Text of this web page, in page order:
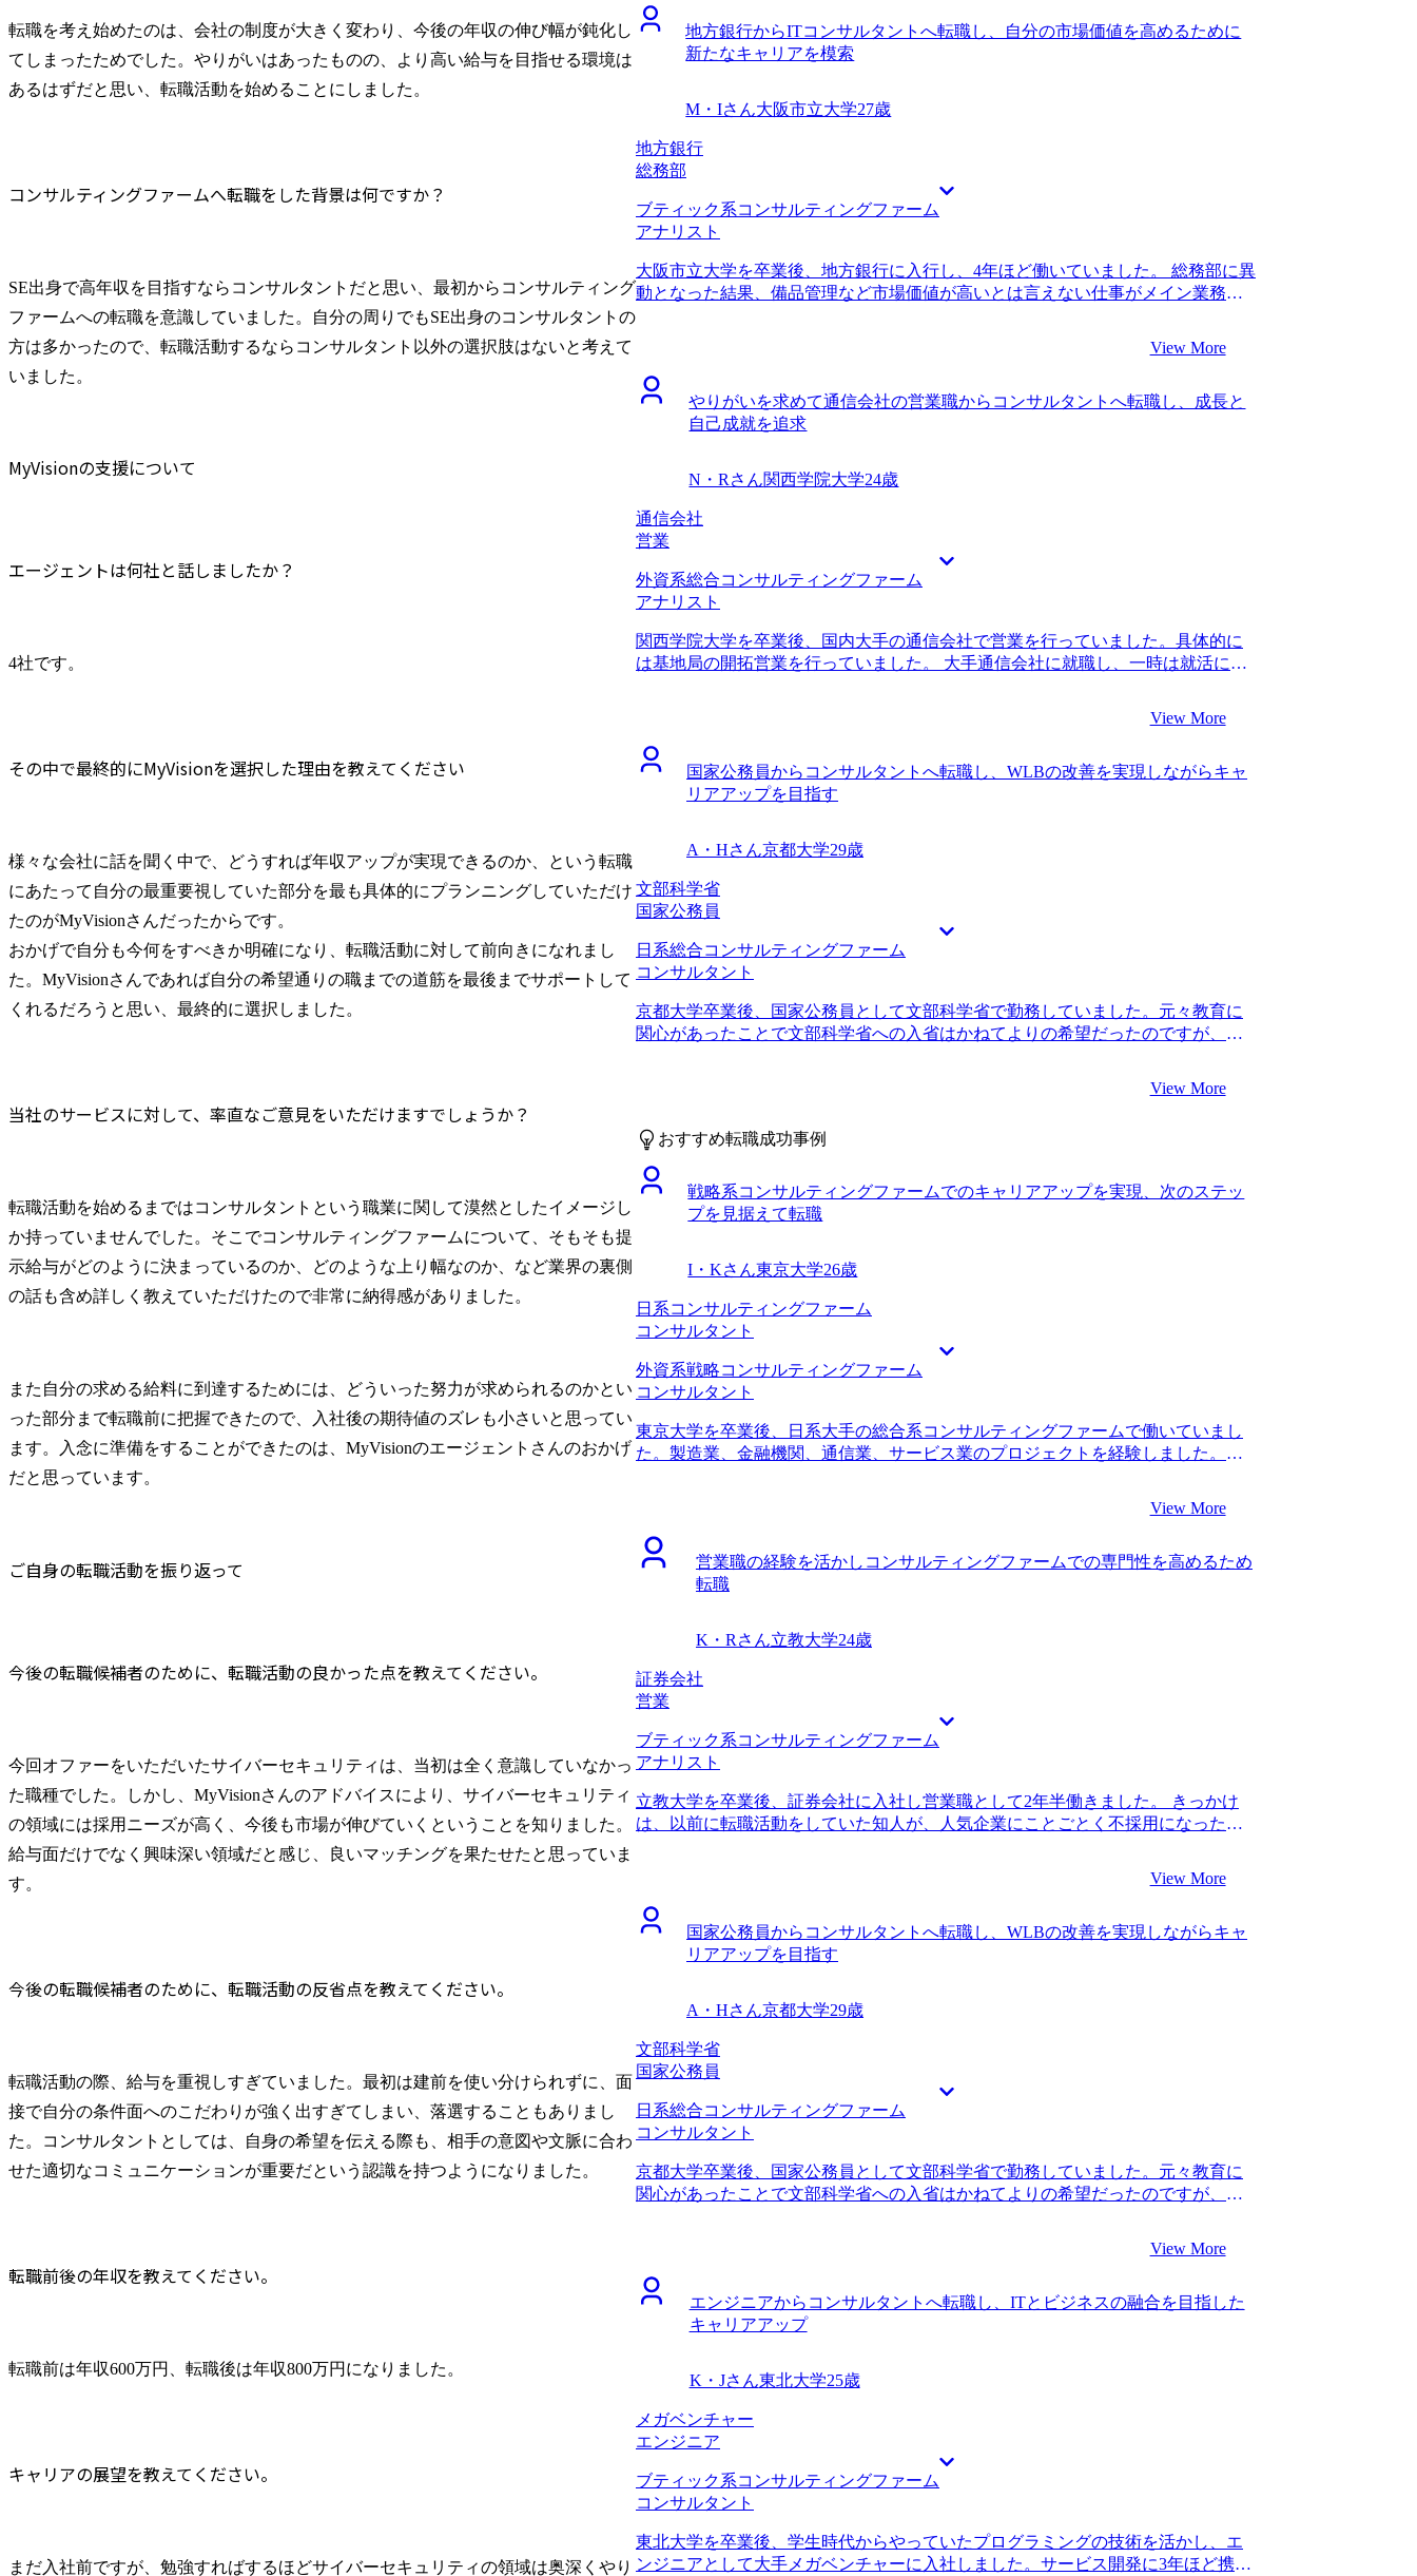
転職を考え始めたのは、会社の制度が大きく変わり、今後の年収の伸び幅が鈍化し
てしまったためでした。やりがいはあったものの、より高い給与を目指せる環境は
あるはずだと思い、転職活動を始めることにしました。
コンサルティングファームへ転職をした背景は何ですか？
SE出身で高年収を目指すならコンサルタントだと思い、最初からコンサルティング
ファームへの転職を意識していました。自分の周りでもSE出身のコンサルタントの
方は多かったので、転職活動するならコンサルタント以外の選択肢はないと考えて
いました。
MyVisionの支援について
エージェントは何社と話しましたか？
4社です。
その中で最終的にMyVisionを選択した理由を教えてください
様々な会社に話を聞く中で、どうすれば年収アップが実現できるのか、という転職
にあたって自分の最重要視していた部分を最も具体的にプランニングしていただけ
たのがMyVisionさんだったからです。
おかげで自分も今何をすべきか明確になり、転職活動に対して前向きになれまし
た。MyVisionさんであれば自分の希望通りの職までの道筋を最後までサポートして
くれるだろうと思い、最終的に選択しました。
当社のサービスに対して、率直なご意見をいただけますでしょうか？
転職活動を始めるまではコンサルタントという職業に関して漠然としたイメージし
か持っていませんでした。そこでコンサルティングファームについて、そもそも提
示給与がどのように決まっているのか、どのような上り幅なのか、など業界の裏側
の話も含め詳しく教えていただけたので非常に納得感がありました。
また自分の求める給料に到達するためには、どういった努力が求められるのかとい
った部分まで転職前に把握できたので、入社後の期待値のズレも小さいと思ってい
ます。入念に準備をすることができたのは、MyVisionのエージェントさんのおかげ
だと思っています。
ご自身の転職活動を振り返って
今後の転職候補者のために、転職活動の良かった点を教えてください。
今回オファーをいただいたサイバーセキュリティは、当初は全く意識していなかっ
た職種でした。しかし、MyVisionさんのアドバイスにより、サイバーセキュリティ
の領域には採用ニーズが高く、今後も市場が伸びていくということを知りました。
給与面だけでなく興味深い領域だと感じ、良いマッチングを果たせたと思っていま
す。
今後の転職候補者のために、転職活動の反省点を教えてください。
転職活動の際、給与を重視しすぎていました。最初は建前を使い分けられずに、面
接で自分の条件面へのこだわりが強く出すぎてしまい、落選することもありまし
た。コンサルタントとしては、自身の希望を伝える際も、相手の意図や文脈に合わ
せた適切なコミュニケーションが重要だという認識を持つようになりました。
転職前後の年収を教えてください。
転職前は年収600万円、転職後は年収800万円になりました。
キャリアの展望を教えてください。
まだ入社前ですが、勉強すればするほどサイバーセキュリティの領域は奥深くやり
職プラットフォームに登録しました。 ITスキルを活かした年収アップということ
で、SlerへのキャリアアップかITコンサルタントを考えていました。正直なところ
SIerとITコンサルタントの違いについても曖昧だったので、転職エージェントの方
お話しした際の印象がとてもよく、コミュニケーションがしやすかったことと、
こちらの質問などに対しての返信が早く的確で、安心して自分のキャリアに関す
る相談ができそうだと感じたことが主な理由です。担当の松代さんが私の目標ま
での具体的な手順を一緒に考えてくれたおかげで、転職活動に対して前向きな気
持ちになれたことも決め手の一つになりました。またSEとITコンサルタントの違
いについても丁寧に教えていただき、大変参考になりました。 私の経験はインフ
ラ系がメインで、一般的にITコンサルへのアピールとしては弱かったのでどの経
じて以前のPMO的な経験をうまく引き出していただき、アピールの軸とすること
ができました。 このアドバイスのおかげで今の会社に入ることができたので感謝
きなかったことなので、本当にありがたかったです。 今までSESの世界しか知り
できました。また年収も100万円ほど上がり、当初の転職のきっかけだった年収ア
ップについても一気に達成できたことも良かったです。 恥ずかしながらシステム
開発の全体像をきちんと理解できていなかったことが反省点です。IT業界にいる
万円、転職後は年収450万円になりました。 金融系の案件に興味があるので、一通
プロジェクトに入っていきたいと考えています。金融系の案件はもう少し大きな
ファームでも豊富にあるプロジェクトなので、ここを専門にしてもっとキャリア
アップできるのではないかと考えています。
地方銀行からITコンサルタントへ転職し、自分の市場価値を高めるために
新たなキャリアを模索
M・Iさん大阪市立大学27歳
地方銀行
総務部
ブティック系コンサルティングファーム
アナリスト
大阪市立大学を卒業後、地方銀行に入行し、4年ほど働いていました。 総務部に異
動となった結果、備品管理など市場価値が高いとは言えない仕事がメイン業務と
一方、自己成長を実感することも難しくなっていきました。 働く企業を問わない
スキルを身に着けたいと思ったとき、コンサルティングファームでは幅広い業界
の課題に取り組むことができ、自分の能力を高めるチャンスが多いと先輩から助
言をいただいて検討し始めました。未知の世界であるため不安もありましたが、
ような地銀出身の方の転職支援経験も豊富だったことと、コンサルティングファ
ームで身につくスキルが何なのか非常にわかりやすく教えていただけたためで
す。面談や相談の際、私の個別の悩みや希望に真摯に向き合ってくれる印象を受
けました。何よりも、信頼できるパートナーとして共に歩んでくれると感じたこ
とが大きかったです。 転職活動を進める中で落選が続いて気持ちが落ち込む時期
もありましたが、そういったときにも寄り添って元気づけていただけました。結
果だけでなく、私自身の心情や心の準備も大切にしてくれる姿勢に感謝していま
覚があり、不安になった時も勇気をもらうことができました。 面接の後、うまく
回答できなかったポイントについて担当の松代さんに都度修正に付き合っていた
ポートがとても助かりました。面接のたびにうまく話せるようになっているのを
不安定になり、現職残留を決めかけるなど、ご迷惑をおかけしてしまったことを
反省しています。 転職前は年収600万円、転職後も年収600万円になりました。2年
目以降、年収が上がる可能性は高いとのことなので、そこを目指してまずは頑張
てるようにしたいと考えています。今回の転職では叶わなかったものの、野心的
合いながらも、またどこかのタイミングで松代さんに支援していただきたいで
す。
View More
やりがいを求めて通信会社の営業職からコンサルタントへ転職し、成長と
自己成就を追求
N・Rさん関西学院大学24歳
通信会社
営業
外資系総合コンサルティングファーム
アナリスト
関西学院大学を卒業後、国内大手の通信会社で営業を行っていました。具体的に
は基地局の開拓営業を行っていました。 大手通信会社に就職し、一時は就活に成
すら同じ商材を売ることで得られるスキルがほとんどないことや、もっと課題解
決のための仕事をしたいと思ったことが転職のきっかけです。 コンサルティング
ファームに就職した就活同期と話す度に、今の自分とのスキルや仕事の充実度の
差を感じ、自分もコンサルタントとして成長して自信を持ちたいと思ったためで
らです。初回面談の際に、大手ファームの第二新卒転職支援経験が非常に豊富な
方であると感じた上、選考上のポイントや私の経歴のアピールポイントについて
わかりやすく教えてくださったので、この方にお任せしたいと思いました。 期待
通り、職務経歴書の添削から実際の面接対策まで非常に丁寧にご支援いただけま
した。また、少々心配性な性格なので転職活動中はちょっとしたことでもLINEで
質問してしまっていましたが、嫌な顔一つせずスピーディーにご回答いただけた
のが、大変心強く、有り難く感じました。 正直なところ転職活動を始めるまでコ
一環で仕事内容について調べるうちに「絶対にコンサルになりたい」と非常に強
い興味を抱くことができました。新卒の時にコンサルを受けなかったことを少々
の面接枠が無くなりかけて非常に焦りました。選考に通った順番から採用されて
ておくべきだったと思います。 転職前は年収450万円、転職後は年収600万円にな
りました。 自分もコンサルティングファームに就職でき、先に活躍していた同期
と同じ土俵にようやく立てた気がします。ただまだスタートラインに立っただけ
なので、今までの遅れを取り戻すために全力で学んでいきたいと思います。
View More
国家公務員からコンサルタントへ転職し、WLBの改善を実現しながらキャ
リアアップを目指す
A・Hさん京都大学29歳
文部科学省
国家公務員
日系総合コンサルティングファーム
コンサルタント
京都大学卒業後、国家公務員として文部科学省で勤務していました。元々教育に
関心があったことで文部科学省への入省はかねてよりの希望だったのですが、
した。一度WLBの改善を最優先事項として転職活動を始めました。 一方で民間企
らコンサルタントへの転職に成功した知人も複数いたことで視野に入れました。
また、コンサルティングファーム全般として近年WLBが改善され、キャリアップ
も見込めるということが大きかったです。 3社です。 松代さんに、WLBなどコン
サルタントの働き方に関して詳しく教えて頂き、内情に精通している方だと感じ
しい事情まで伺うことができ、非常に納得感がありました。他のエージェントと
比較しても信頼できると確信したので、松代さんにご支援いただきコンサルティ
ングファームへ転職することを決めました。 どのファームもWLB重視というのは
一定打ち出していますが、その中でより働きやすいファームをプロの目線で教え
ていただき、企業選びで非常に役立ちました。それぞれの企業が打ち出している
制度にも非常に詳しく、松代さんの知識の豊富さに驚きました。 自分の想像以上
足です。働きやすさを実現しつつ、カルチャーや身につくスキルのバランスが最
も良い会社を選べたと考えています。 最初の方は、面接でも働きやすさ重視とい
す。面接では本音と建前はしっかり分ける意識が必要でした。 転職前は年収600万
円、転職後は年収750万円になりました。年収ステイでも良いと思っていたので、
望外に年収アップも果たせて非常に嬉しいです。 良い評価を頂いた分、しっかり
会社にもお返ししていきたいと考えています。長期的なキャリアについてはまだ
考えきれていない部分も正直ありますが、WLBを改善しながら先のことは悩んで
View More
おすすめ転職成功事例
戦略系コンサルティングファームでのキャリアアップを実現、次のステッ
プを見据えて転職
I・Kさん東京大学26歳
日系コンサルティングファーム
コンサルタント
外資系戦略コンサルティングファーム
コンサルタント
東京大学を卒業後、日系大手の総合系コンサルティングファームで働いていまし
た。製造業、金融機関、通信業、サービス業のプロジェクトを経験しました。転
らです。 将来的に事業会社に行くつもりでしたが、もう少しコンサルティングフ
ァームでステップアップしたいと思ったからです。スタートアップに挑戦したい
という考えもあり、リスクを取る前に、もう少し自分のキャリアで分かりやすい
実績を残しておきたいという思いもありました。 3社です。 スピード感とコンサ
と面談をした中で、他社エージェントと比べたときに、もっともスピード感があ
り、またコンサルティングファームを熟知していると感じた点です。コンサルテ
ィングファーム出身の方が中心となって作られた会社だからなのか、普段一緒に
仕事をしているコンサルタントと同じプロトコルやスピード感でコミュニケーシ
ョンを取ることができました。 コンサルティングファームに関する情報提供が頼
りになりました。 私自身はケース面接も含め、特に選考対策は求めていませんで
した。一方で、必要に応じて業界内部の情報を提供してほしいなと思っていまし
報を必要としていたわけではないのですが、必要最小限、かつ的確な情報提供を
してくれました。知人の情報網だけではカバーできないような情報が欲しいとい
スができるだけでなく、転職者の気持ちが分かるコミュニケーション能力の高い
ームを決められたことだと思います。 外から見ている分にはよくわからなかった
戦略系コンサルティングファーム間の違いを、選考中のフローやMyVisionさんの
情報提供に基づき、しっかりと見極めることができたことです。 特にないです。
収900万円になりました。 3年ほど戦略ファームで経験を積んで、1つ職位を上げる
プに転職したいので、リスクを取れるだけの力をつけたいと思っています。
View More
営業職の経験を活かしコンサルティングファームでの専門性を高めるため
転職
K・Rさん立教大学24歳
証券会社
営業
ブティック系コンサルティングファーム
アナリスト
立教大学を卒業後、証券会社に入社し営業職として2年半働きました。 きっかけ
は、以前に転職活動をしていた知人が、人気企業にことごとく不採用になったと
安になったことで転職を決意しました。 コンサル転職を目指したのは、キャリア
アップと市場価値の向上のためです。専門性やITスキルもないですし、営業職か
らコンサル転職がうまくいくというイメージはなかったので、初めはダメ元で話
を聞いてみよう程度の気持ちでした。 しかし、営業職出身でも採用しているファ
す。 山中さんは、初回面談の直後に内定が見込める企業のリストを共有してくれ
ました。そこには第二新卒向けの求人も含まれていて、自分のキャリアでも幅広
い選択肢があることが分かり、とても感動したことを覚えています。非常に信頼
のおける方だなとも思いまして、転職活動の支援をそのままお願いすることにし
ました。 未経験からのコンサル転職で不安な中でも、山中さんが励まし続けてく
れて本当にありがたかったです。 自分の会社で成果を上げている先輩も、営業職
以外への転職に苦労したという話を伺っていたので、不安の方が大きい中の転職
人は少ないが、それでも成功している人はいるから諦めずにやりましょう。具体
的にこういう会社では営業職からでも活躍している人もいます。」と言ってくれ
ポートを求めていましたし、相性が非常に良かったです。 山中さんにも言われた
らは評価される一方で、社外からは評価されにくい経験だったので、仮に高い営
業成績を上げてもコンサル転職には活きにくい経験でした。このため早々に転職
に踏み切れたことは良かったです。 24歳という年齢で転職できたことで、ポテン
に5年後とかであれば取れる選択肢も一気に減っていたと思います。 山中さんから
ームを志望していたことです。実際に私が行きたいと思っていたファームは、既
にITやDXなどの経験がある方でも採用されにくいぐらい難関のファームで、当然
私の今の業務経験では難しいポジションでした。 当然のように書類審査で落ちま
したが、数年後コンサルティングファームでしっかりと経験を積んでから再トラ
イしたいと思います。 転職前は年収350万円、転職後は年収400万円になりまし
た。 前職からの評価と、市場価値は異なるということを学べたのが今回のコンサ
ル転職で良かった点です。一方でコンサルティングファームは、社内からの評価
View More
国家公務員からコンサルタントへ転職し、WLBの改善を実現しながらキャ
リアアップを目指す
A・Hさん京都大学29歳
文部科学省
国家公務員
日系総合コンサルティングファーム
コンサルタント
京都大学卒業後、国家公務員として文部科学省で勤務していました。元々教育に
関心があったことで文部科学省への入省はかねてよりの希望だったのですが、
した。一度WLBの改善を最優先事項として転職活動を始めました。 一方で民間企
業には公務員からだと転職しにくいという話も聞いていましたが、国家公務員か
らコンサルタントへの転職に成功した知人も複数いたことで視野に入れました。
また、コンサルティングファーム全般として近年WLBが改善され、キャリアップ
サルタントの働き方に関して詳しく教えて頂き、内情に精通している方だと感じ
たからです。コンサル業界でWLBが重視され始めているというのは何となく知っ
ていましたが、なぜ改善されているのか、どのように実現しているのかという詳
しい事情まで伺うことができ、非常に納得感がありました。他のエージェントと
比較しても信頼できると確信したので、松代さんにご支援いただきコンサルティ
ングファームへ転職することを決めました。 どのファームもWLB重視というのは
一定打ち出していますが、その中でより働きやすいファームをプロの目線で教え
制度にも非常に詳しく、松代さんの知識の豊富さに驚きました。 自分の想像以上
にWLBが充実しているファームが多く、多様な選択肢の中から意思決定ができ満
View More
エンジニアからコンサルタントへ転職し、ITとビジネスの融合を目指した
キャリアアップ
K・Jさん東北大学25歳
メガベンチャー
エンジニア
ブティック系コンサルティングファーム
コンサルタント
東北大学を卒業後、学生時代からやっていたプログラミングの技術を活かし、エ
ンジニアとして大手メガベンチャーに入社しました。サービス開発に3年ほど携わ